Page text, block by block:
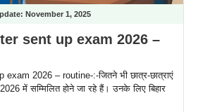
November 1, 2025
sent up exam 2026 –
2026 – routine-:-जितने भी छात्र-छात्राएं
2026 में सम्मिलित होने जा रहे हैं। उनके लिए बिहार